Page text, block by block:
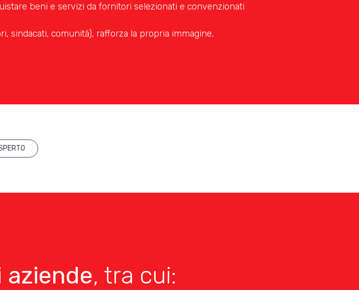
beni e servizi da fornitori selezionati e convenzionati
sindacati, comunità), rafforza la propria immagine,
aziende, tra cui: